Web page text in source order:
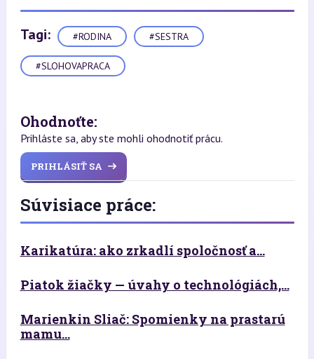
Tagi: #RODINA #SESTRA
#SLOHOVAPRACA
Ohodnoťte:
Prihláste sa, aby ste mohli ohodnotiť prácu.
PRIHLÁSIŤ SA
Súvisiace práce:
Karikatúra: ako zrkadlí spoločnosť a...
Piatok žiačky — úvahy o technológiách,...
Marienkin Sliač: Spomienky na prastarú
mamu...